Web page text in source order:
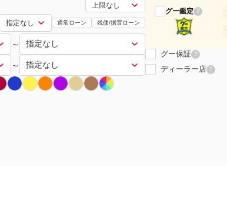
通常ローン 残価/据置ローン
～
～
グー鑑定 ?
グー保証 ?
ディーラー店 ?